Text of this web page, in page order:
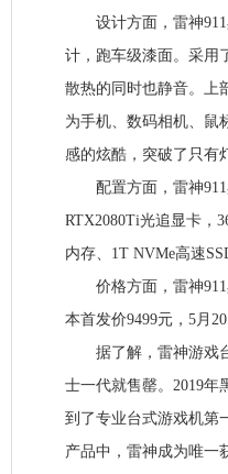
设计方面，雷神911
计，跑车级漆面。采用
散热的同时也静音。上
为手机、数码相机、鼠
感的炫酷，突破了只有
配置方面，雷神911
RTX2080Ti光追显卡，
内存、1T NVMe高速
价格方面，雷神911
本首发价9499元，5月20
据了解，雷神游戏台
士一代就售罄。2019年
到了专业台式游戏机第
产品中，雷神成为唯一